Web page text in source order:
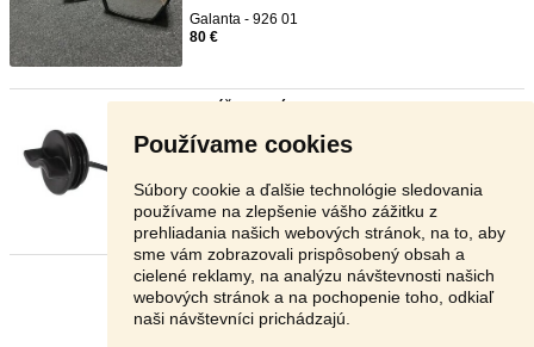
Používame cookies
Súbory cookie a ďalšie technológie sledovania
používame na zlepšenie vášho zážitku z
prehliadania našich webových stránok, na to, aby
sme vám zobrazovali prispôsobený obsah a
cielené reklamy, na analýzu návštevnosti našich
webových stránok a na pochopenie toho, odkiaľ
naši návštevníci prichádzajú.
Galanta - 926 01
80 €
Vypúšťacia zátka Seadoo Spark / Trixx Pasuje na
všetky modely Se ...
Galanta - 926 01
Stránka: 1 2 3 Ďalšia